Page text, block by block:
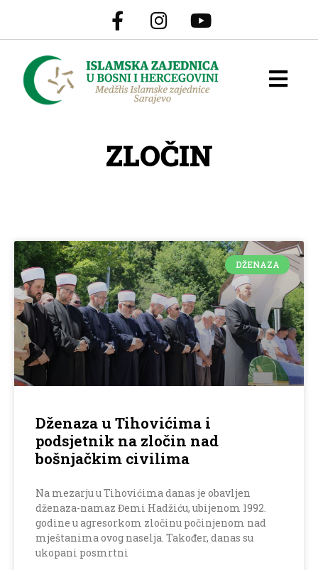
ZLOČIN
DŽENAZA
Dženaza u Tihovićima i
podsjetnik na zločin nad
bošnjačkim civilima
Na mezarju u Tihovićima danas je obavljen
dženaza-namaz Đemi Hadžiću, ubijenom 1992.
godine u agresorkom zločinu počinjenom nad
mještanima ovog naselja. Također, danas su
ukopani posmrtni